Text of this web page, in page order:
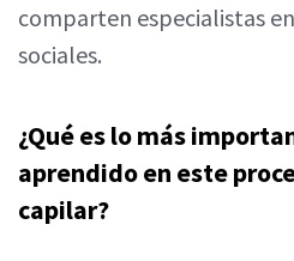
comparten especialistas
sociales.
¿Qué es lo más
aprendido en este
capilar?